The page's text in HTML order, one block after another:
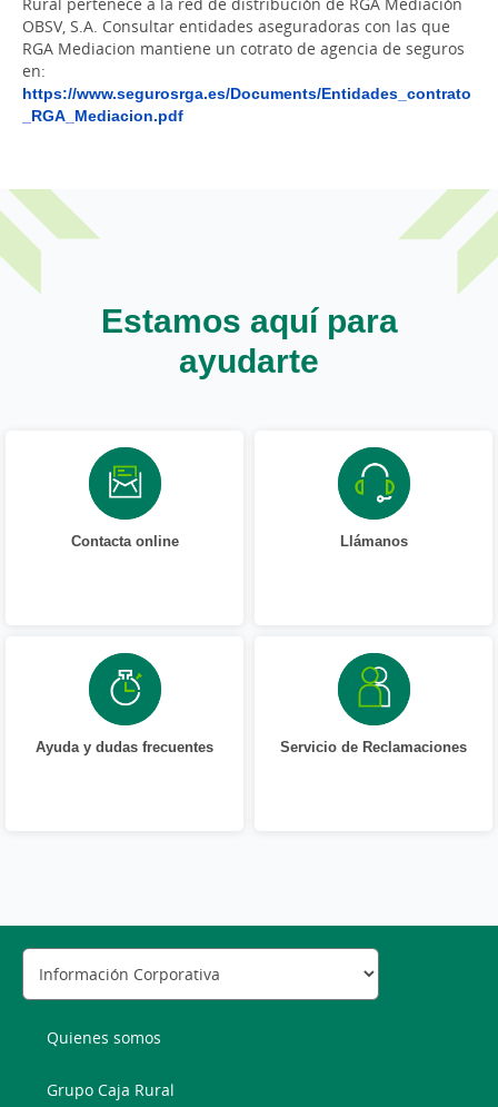
OBSV, S.A. Consultar entidades aseguradoras con las que
RGA Mediacion mantiene un cotrato de agencia de seguros
en:
https://www.segurosrga.es/Documents/Entidades_contrato
_RGA_Mediacion.pdf
Estamos aquí para
ayudarte
Contacta online Llámanos
Ayuda y dudas frecuentes Servicio de Reclamaciones
Quienes somos
Grupo Caja Rural